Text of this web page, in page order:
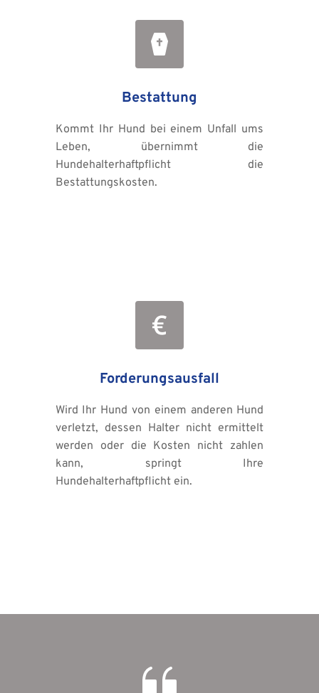
Bestattung
Kommt Ihr Hund bei einem Unfall ums
Leben, übernimmt die
Hundehalterhaftpflicht die
Bestattungskosten.
Forderungsausfall
Wird Ihr Hund von einem anderen Hund
verletzt, dessen Halter nicht ermittelt
werden oder die Kosten nicht zahlen
kann, springt Ihre
Hundehalterhaftpflicht ein.